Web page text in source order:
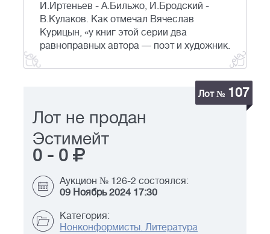
И.Иртеньев - А.Бильжо, И.Бродский -
В.Кулаков. Как отмечал Вячеслав
Курицын, «у книг этой серии два
равноправных автора — поэт и художник.
Лот № 107
Лот не продан
Эстимейт
0 - 0
Аукцион № 126-2 состоялся:
09 Ноябрь 2024 17:30
Категория:
Нонконформисты. Литература